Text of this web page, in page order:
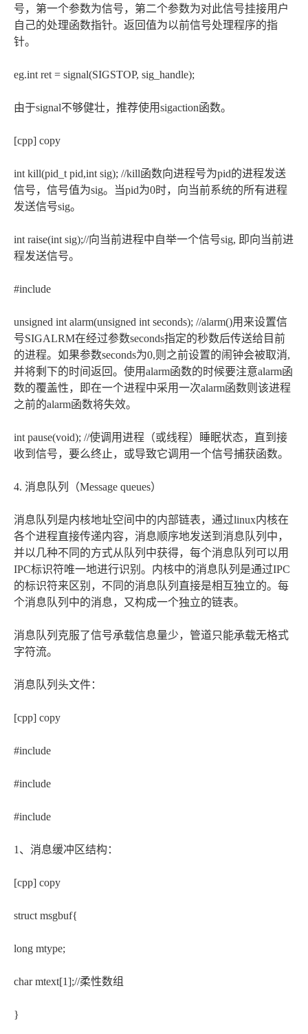
号，第一个参数为信号，第二个参数为对此信号挂接用户
自己的处理函数指针。返回值为以前信号处理程序的指
针。
eg.int ret = signal(SIGSTOP, sig_handle);
由于signal不够健壮，推荐使用sigaction函数。
[cpp] copy
int kill(pid_t pid,int sig); //kill函数向进程号为pid的进程发送
信号，信号值为sig。当pid为0时，向当前系统的所有进程
发送信号sig。
int raise(int sig);//向当前进程中自举一个信号sig, 即向当前进
程发送信号。
#include
unsigned int alarm(unsigned int seconds); //alarm()用来设置信
号SIGALRM在经过参数seconds指定的秒数后传送给目前
的进程。如果参数seconds为0,则之前设置的闹钟会被取消,
并将剩下的时间返回。使用alarm函数的时候要注意alarm函
数的覆盖性，即在一个进程中采用一次alarm函数则该进程
之前的alarm函数将失效。
int pause(void); //使调用进程（或线程）睡眠状态，直到接
收到信号，要么终止，或导致它调用一个信号捕获函数。
4. 消息队列（Message queues）
消息队列是内核地址空间中的内部链表，通过linux内核在
各个进程直接传递内容，消息顺序地发送到消息队列中，
并以几种不同的方式从队列中获得，每个消息队列可以用
IPC标识符唯一地进行识别。内核中的消息队列是通过IPC
的标识符来区别，不同的消息队列直接是相互独立的。每
个消息队列中的消息，又构成一个独立的链表。
消息队列克服了信号承载信息量少，管道只能承载无格式
字符流。
消息队列头文件：
[cpp] copy
#include
#include
#include
1、消息缓冲区结构：
[cpp] copy
struct msgbuf{
long mtype;
char mtext[1];//柔性数组
}